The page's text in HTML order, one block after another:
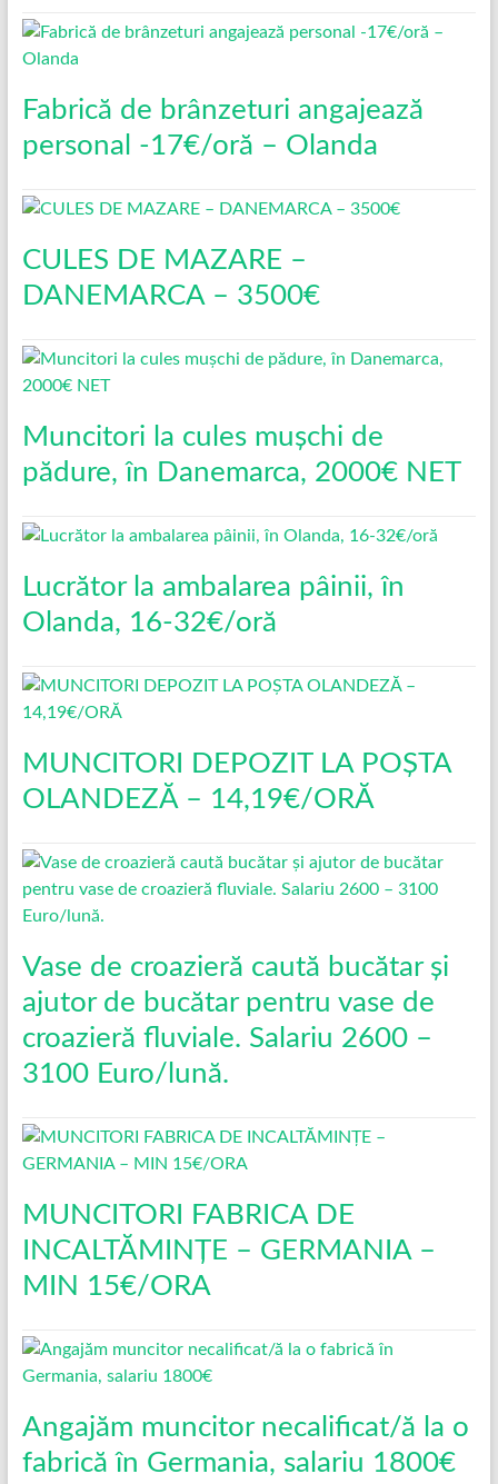
Fabrică de brânzeturi angajează
personal -17€/oră – Olanda
CULES DE MAZARE –
DANEMARCA – 3500€
Muncitori la cules mușchi de
pădure, în Danemarca, 2000€ NET
Lucrător la ambalarea pâinii, în
Olanda, 16-32€/oră
MUNCITORI DEPOZIT LA POȘTA
OLANDEZĂ – 14,19€/ORĂ
Vase de croazieră caută bucătar și
ajutor de bucătar pentru vase de
croazieră fluviale. Salariu 2600 –
3100 Euro/lună.
MUNCITORI FABRICA DE
INCALTĂMINȚE – GERMANIA –
MIN 15€/ORA
Angajăm muncitor necalificat/ă la o
fabrică în Germania, salariu 1800€